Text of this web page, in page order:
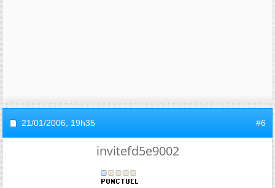
21/01/2006, 19h35 #6
invitefd5e9002